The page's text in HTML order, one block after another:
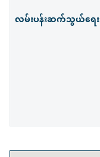
လမ်းပန်းဆက်သွယ်ရေး